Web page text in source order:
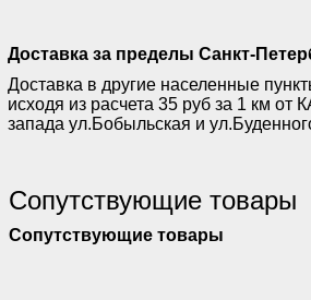
Доставка за пределы Санкт-
Доставка в другие населенные
исходя из расчета 35 руб за 1 км от
запада ул.Бобыльская и
Сопутствующие товары
Сопутствующие товары